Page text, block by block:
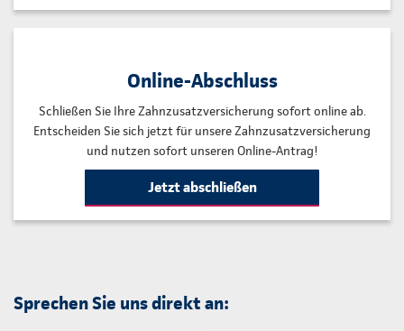
Online-Abschluss
Schließen Sie Ihre Zahnzusatzversicherung sofort online ab.
Entscheiden Sie sich jetzt für unsere Zahnzusatzversicherung
und nutzen sofort unseren Online-Antrag!
Jetzt abschließen
Sprechen Sie uns direkt an: